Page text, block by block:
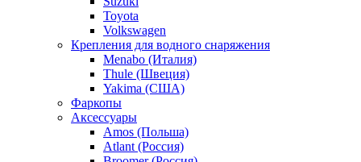
Toyota
Volkswagen
Крепления для водного снаряжения
Menabo (Италия)
Thule (Швеция)
Yakima (США)
Фаркопы
Аксессуары
Amos (Польша)
Atlant (Россия)